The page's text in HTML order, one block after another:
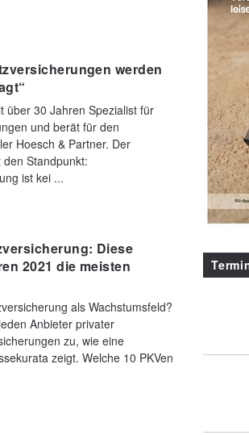
werden
über 30 Jahren Spezialist für
und berät für den
Hoesch & Partner. Der
Standpunkt:
ist kei ...
Diese
2021 die meisten
als Wachstumsfeld?
Anbieter privater
zu, wie eine
zeigt. Welche 10 PKVen